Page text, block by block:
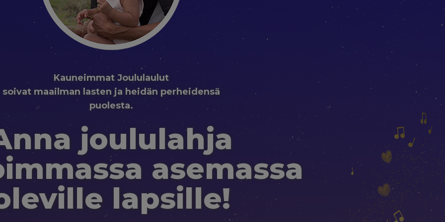
Kauneimmat Joululaulut
soivat maailman lasten ja heidän perheidensä
puolesta.
joululahja
asemassa
lapsille!